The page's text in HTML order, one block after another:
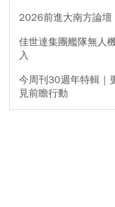
2026前進大南方論壇
佳世達集團艦隊無人
入
今周刊30週年特輯｜
見前瞻行動